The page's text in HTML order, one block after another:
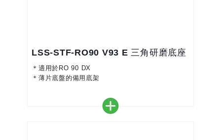
LSS-STF-RO90 V93 E 三角研磨底座
＊適用於RO 90 DX
＊薄片底盤的備用底架